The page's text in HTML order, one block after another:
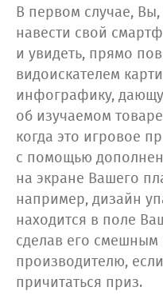
В первом случае,
навести свой
и увидеть, прямо
видоискателем
инфографику,
об изучаемом
когда это игровое
с помощью
на экране Вашего
например, дизайн
находится в поле
сделав его смешным
производителю,
причитаться приз.